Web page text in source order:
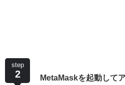
step
2 MetaMaskを起動して